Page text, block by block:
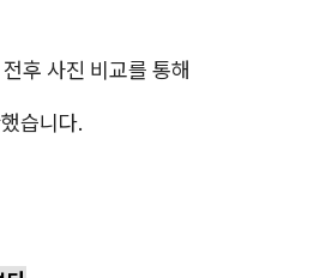
후 사진 비교를 통해
습니다.